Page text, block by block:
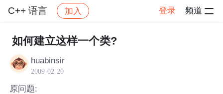
C++ 语言 加入 登录 频道
社区 C++ 语言 帖子详情
如何建立这样一个类?
huabinsir
2009-02-20
原问题: